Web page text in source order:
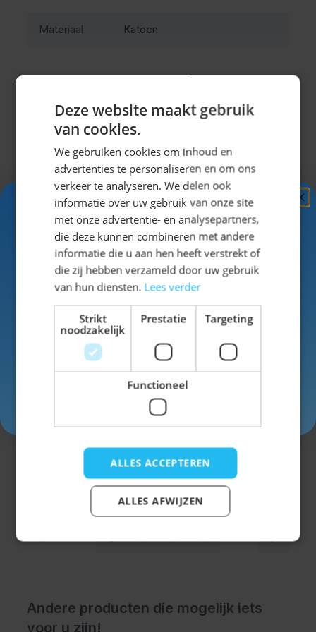
Materiaal Katoen
Misschien vind je dit ook leuk?
Navigeren door de elementen van de carrousel is
Druk om carrousel over te slaan
Druk op om naar carrouselnavigatie te gaan
Kniekousen Oktoberfest Deluxe Groen
€ 8,99
Andere producten die mogelijk iets
voor u zijn!
Deze website maakt gebruik
van cookies.
We gebruiken cookies om inhoud en
advertenties te personaliseren en om ons
verkeer te analyseren. We delen ook
informatie over uw gebruik van onze site
met onze advertentie- en analysepartners,
die deze kunnen combineren met andere
informatie die u aan hen heeft verstrekt of
die zij hebben verzameld door uw gebruik
van hun diensten. Lees verder
Strikt
noodzakelijk
Prestatie Targeting
Functioneel
ALLES ACCEPTEREN
ALLES AFWIJZEN
Ontvang5%
KORTING!
Schrijf je nuin voor de nieuwsbrief en ontvang toegang
tot exclusieve kortingen!
Voor- en achternaam
Inschrijven